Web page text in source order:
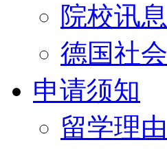
院校讯息
德国社会
申请须知
留学理由